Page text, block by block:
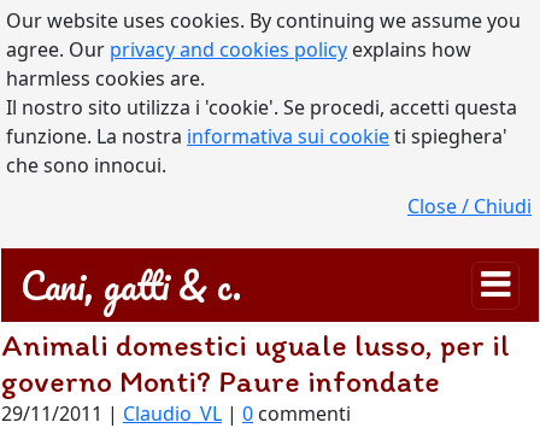
Our website uses cookies. By continuing we assume you
agree. Our privacy and cookies policy explains how
harmless cookies are.
Il nostro sito utilizza i 'cookie'. Se procedi, accetti questa
funzione. La nostra informativa sui cookieti spieghera'
che sono innocui.
Close / Chiudi
Cani, gatti & c.
Animali domestici uguale lusso, per il
governo Monti? Paure infondate
29/11/2011 | Claudio_VL | 0 commenti